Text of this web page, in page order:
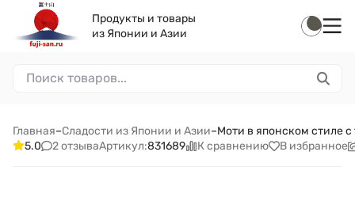
Продукты и товары
из Японии и Азии
Главная–Сладости из Японии и Азии–Моти в японском стиле с
5.0
2 отзываАртикул:831689 К сравнению В избранное